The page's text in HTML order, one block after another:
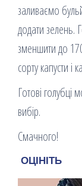
заливаємо
додати зелень.
зменшити до
сорту капусти і
Готові
вибір.
Смачного!